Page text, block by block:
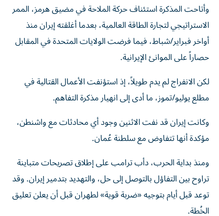
وأتاحت المذكرة استئناف حركة الملاحة في مضيق هرمز، الممر
الاستراتيجي لتجارة الطاقة العالمية، بعدما أغلقته إيران منذ
أواخر فبراير/شباط، فيما فرضت الولايات المتحدة في المقابل
حصاراً على الموانئ الإيرانية.
لكن الانفراج لم يدم طويلاً، إذ استؤنفت الأعمال القتالية في
مطلع يوليو/تموز، ما أدى إلى انهيار مذكرة التفاهم.
وكانت إيران قد نفت الاثنين وجود أي محادثات مع واشنطن،
مؤكدة أنها تتفاوض مع سلطنة عُمان.
ومنذ بداية الحرب، دأب ترامب على إطلاق تصريحات متباينة
تراوح بين التفاؤل بالتوصل إلى حل، والتهديد بتدمير إيران. وقد
توعد قبل أيام بتوجيه «ضربة قوية» لطهران قبل أن يعلن تعليق
الخُطة.